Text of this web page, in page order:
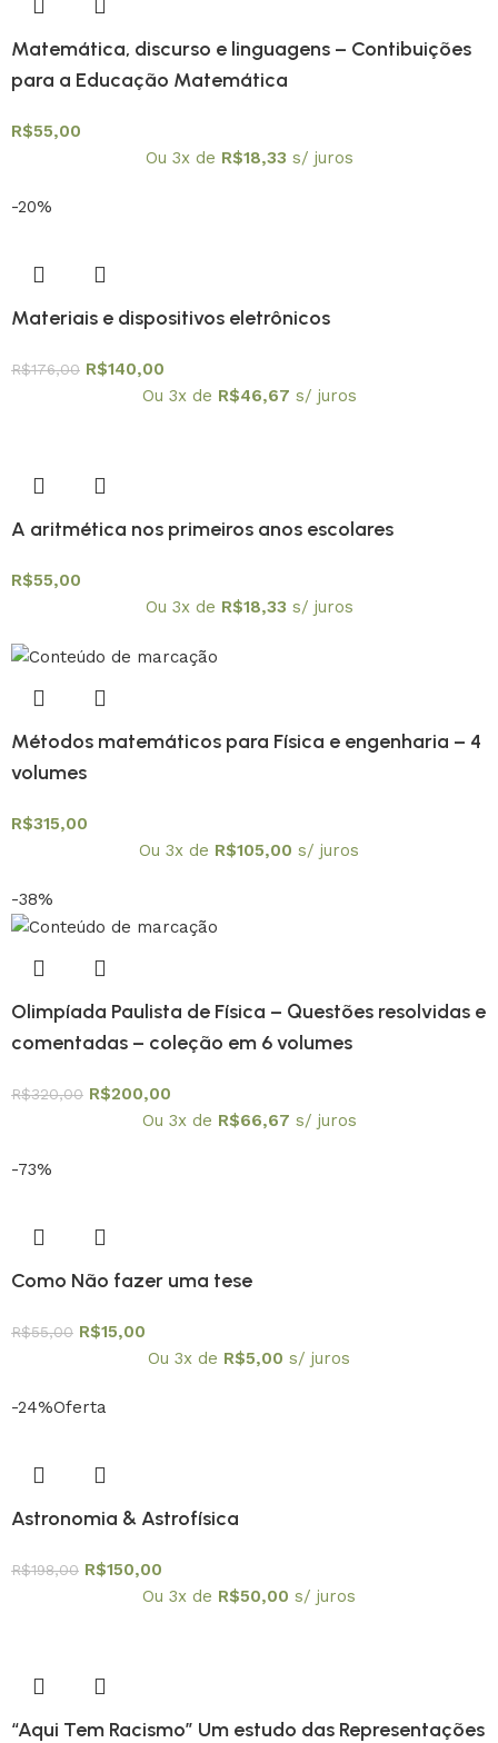
Matemática, discurso e linguagens – Contibuições
para a Educação Matemática
R$55,00
Ou 3x de R$18,33 s/ juros
-20%
Materiais e dispositivos eletrônicos
R$176,00 R$140,00
Ou 3x de R$46,67 s/ juros
A aritmética nos primeiros anos escolares
R$55,00
Ou 3x de R$18,33 s/ juros
Métodos matemáticos para Física e engenharia – 4
volumes
R$315,00
Ou 3x de R$105,00 s/ juros
-38%
Olimpíada Paulista de Física – Questões resolvidas e
comentadas – coleção em 6 volumes
R$320,00 R$200,00
Ou 3x de R$66,67 s/ juros
-73%
Como Não fazer uma tese
R$55,00 R$15,00
Ou 3x de R$5,00 s/ juros
-24%Oferta
Astronomia & Astrofísica
R$198,00 R$150,00
Ou 3x de R$50,00 s/ juros
“Aqui Tem Racismo” Um estudo das Representações